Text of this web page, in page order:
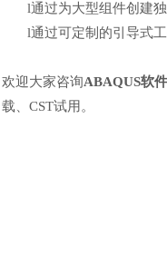
l通过为大型组件创建
l通过可定制的引导式
欢迎大家咨询ABAQUS软件
载、CST试用。